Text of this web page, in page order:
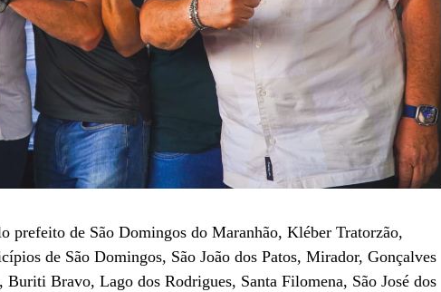
prefeito de São Domingos do Maranhão, Kléber Tratorzão,
de São Domingos, São João dos Patos, Mirador, Gonçalves
Bravo, Lago dos Rodrigues, Santa Filomena, São José dos